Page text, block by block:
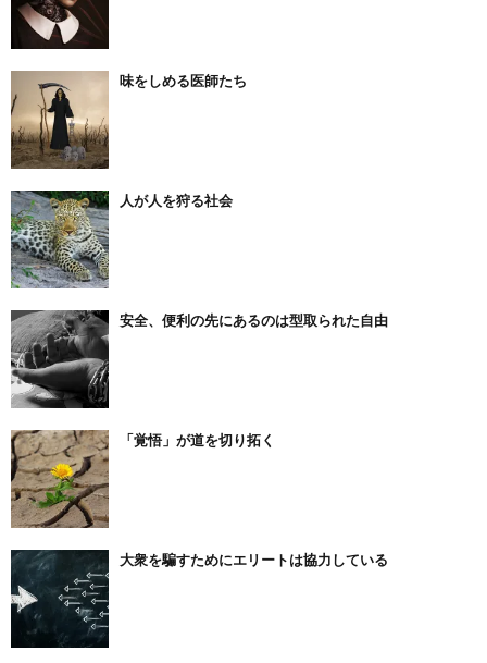
味をしめる医師たち
人が人を狩る社会
安全、便利の先にあるのは型取られた自由
「覚悟」が道を切り拓く
大衆を騙すためにエリートは協力している